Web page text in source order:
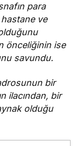
para
hastane ve
önceliğinin ise
savundu.
bir
ilacından, bir
olduğu